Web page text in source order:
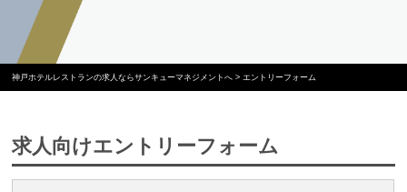
神戸ホテルレストランの求人ならサンキューマネジメントへ > エントリーフォーム
求人向けエントリーフォーム